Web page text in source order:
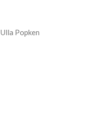
Ulla Popken